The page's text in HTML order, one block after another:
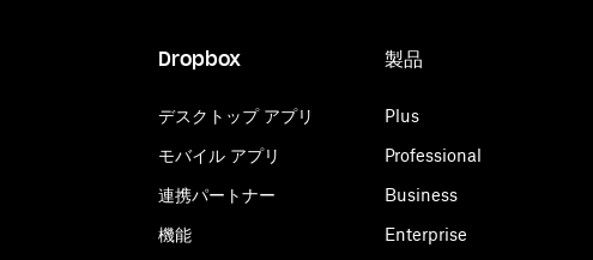
Dropbox
デスクトップ アプリ
モバイル アプリ
連携パートナー
機能
製品
Plus
Professional
Business
Enterprise